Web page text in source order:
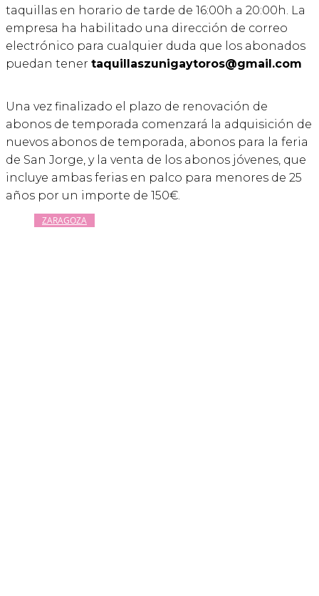
taquillas en horario de tarde de 16:00h a 20:00h. La
empresa ha habilitado una dirección de correo
electrónico para cualquier duda que los abonados
puedan tener taquillaszunigaytoros@gmail.com
Una vez finalizado el plazo de renovación de
abonos de temporada comenzará la adquisición de
nuevos abonos de temporada, abonos para la feria
de San Jorge, y la venta de los abonos jóvenes, que
incluye ambas ferias en palco para menores de 25
años por un importe de 150€.
ZARAGOZA